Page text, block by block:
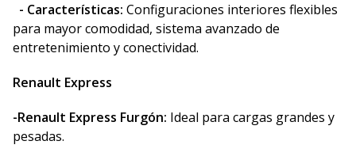
- Características: Configuraciones interiores flexibles
para mayor comodidad, sistema avanzado de
entretenimiento y conectividad.
Renault Express
-Renault Express Furgón: Ideal para cargas grandes y
pesadas.